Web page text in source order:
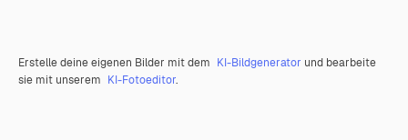
Erstelle deine eigenen Bilder mit dem KI-Bildgenerator und bearbeite
sie mit unserem KI-Fotoeditor.